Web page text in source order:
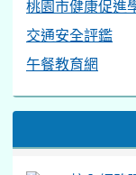
桃園市健康促進
交通安全評鑑
午餐教育網